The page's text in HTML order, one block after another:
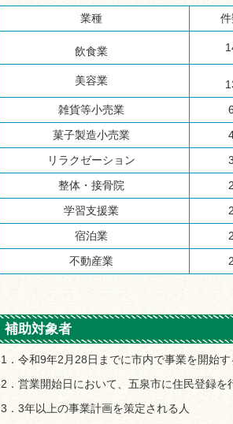
業種
飲食業
美容業
雑貨等小売業 6
菓子製造小売業
リラクゼーション
3
整体・接骨院
2
学習支援業
2
宿泊業
2
不動産業
2
補助対象者
1．令和9年2月28日までに市内で事業を開始す
2．営業開始日において、五泉市に住民登録を
3．3年以上の事業計画を策定される人